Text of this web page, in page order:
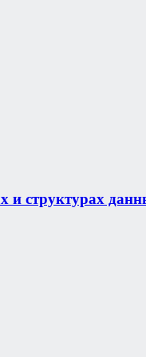
и структурах